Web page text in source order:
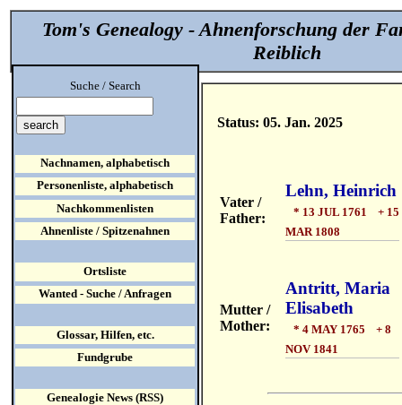
Tom's Genealogy - Ahnenforschung der
Reiblich
Status: 05. Jan. 2025
Vater /
Father:
Lehn, Heinrich
* 13 JUL 1761 + 15
MAR 1808
Mutter /
Mother:
Antritt, Maria
Elisabeth
* 4 MAY 1765 + 8
NOV 1841
Suche / Search
Nachnamen, alphabetisch
Personenliste, alphabetisch
Nachkommenlisten
Ahnenliste / Spitzenahnen
Ortsliste
Wanted - Suche / Anfragen
Glossar, Hilfen, etc.
Fundgrube
Genealogie News (RSS)